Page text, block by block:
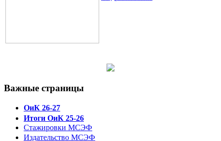
Важные страницы
ОиК 26-27
Итоги ОиК 25-26
Стажировки МСЭФ
Издательство МСЭФ